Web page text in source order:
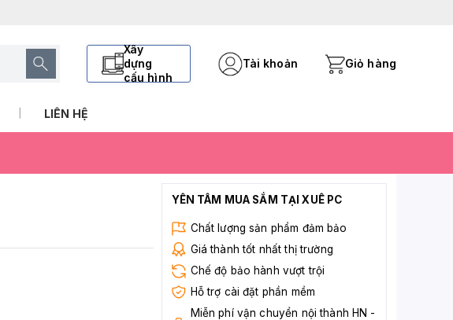
Xây
dựng
cấu hình
Tài khoản Giỏ hàng
LIÊN HỆ
YÊN TÂM MUA SẮM TẠI XUÊ PC
Chất lượng sản phẩm đảm bảo
Giá thành tốt nhất thị trường
Chế độ bảo hành vượt trội
Hỗ trợ cài đặt phần mềm
Miễn phí vận chuyển nội thành HN -